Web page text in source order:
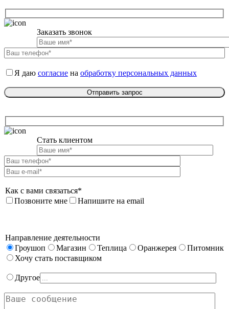
Заказать звонок
Я даю согласие на обработку персональных данных
Стать клиентом
Как с вами связаться*
Позвоните мне
Напишите на email
Направление деятельности
Гроушоп
Магазин Теплица Оранжерея
Питомник
Хочу стать поставщиком
Другое